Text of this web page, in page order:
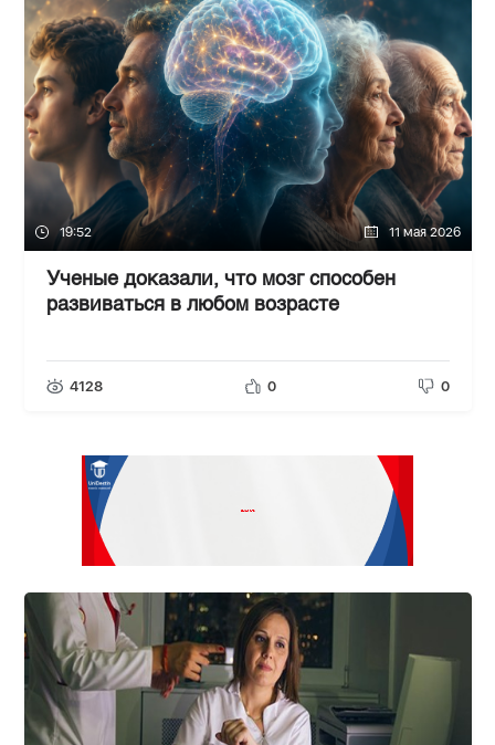
19:52 11 мая 2026
Ученые доказали, что мозг способен
развиваться в любом возрасте
4128 0 0